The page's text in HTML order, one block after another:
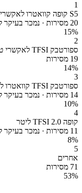
1
S5 קופה קוואטרו לאקשרי 3.0 ליטר
20 מסירות · נמכר בעיקר לפרטיים
15%
2
ספורטבק TFSI לאקשרי טק 2.0 ליטר
19 מסירות
14%
3
ספורטבק TFSI קוואטרו לאקשרי טק 2.0 ליטר
14 מסירות · נמכר בעיקר לפרטיים
10%
4
קופה TFSI 2.0 ליטר
11 מסירות · נמכר בעיקר לפרטיים
8%
5
אחרים
71 מסירות
53%